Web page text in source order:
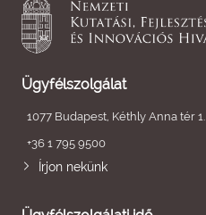
Ügyfélszolgálat
1077 Budapest, Kéthly Anna tér 1.
+36 1 795 9500
Írjon nekünk